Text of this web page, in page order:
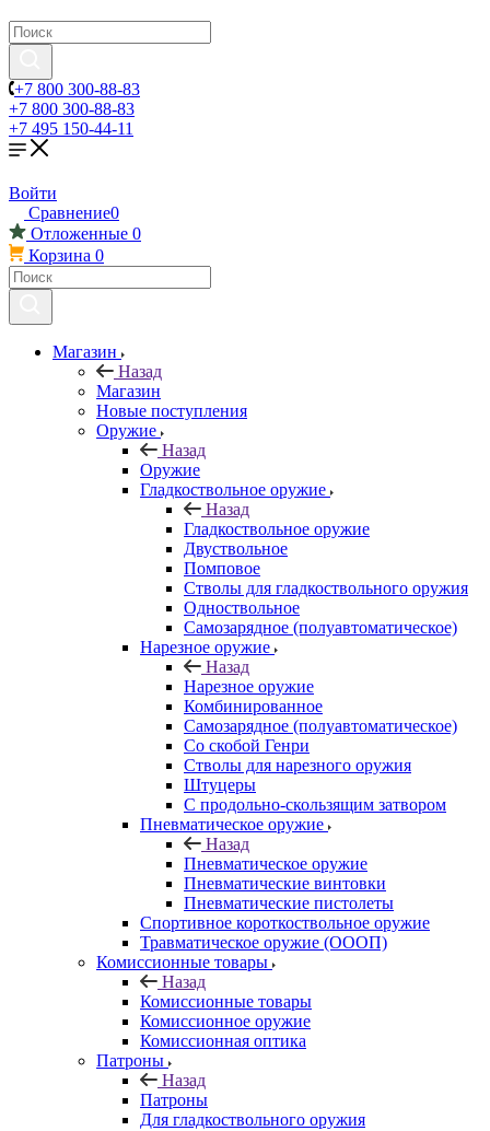
+7 800 300-88-83
+7 800 300-88-83
+7 495 150-44-11
Войти
Сравнение0
Отложенные 0
Корзина 0
Магазин
Назад
Магазин
Новые поступления
Оружие
Назад
Оружие
Гладкоствольное оружие
Назад
Гладкоствольное оружие
Двуствольное
Помповое
Стволы для гладкоствольного оружия
Одноствольное
Самозарядное (полуавтоматическое)
Нарезное оружие
Назад
Нарезное оружие
Комбинированное
Самозарядное (полуавтоматическое)
Со скобой Генри
Стволы для нарезного оружия
Штуцеры
С продольно-скользящим затвором
Пневматическое оружие
Назад
Пневматическое оружие
Пневматические винтовки
Пневматические пистолеты
Спортивное короткоствольное оружие
Травматическое оружие (ОООП)
Комиссионные товары
Назад
Комиссионные товары
Комиссионное оружие
Комиссионная оптика
Патроны
Назад
Патроны
Для гладкоствольного оружия